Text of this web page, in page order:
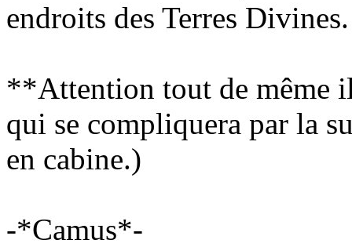
endroits des Terres Divines.
**Attention tout de même
qui se compliquera par la
en cabine.)
-*Camus*-